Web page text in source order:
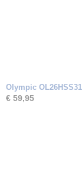
Olympic
€ 59,95